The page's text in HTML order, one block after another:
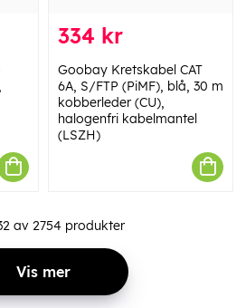
334 kr
Goobay Kretskabel CAT
6A, S/FTP (PiMF), blå, 30 m
kobberleder (CU),
halogenfri kabelmantel
(LSZH)
av 2754 produkter
Vis mer